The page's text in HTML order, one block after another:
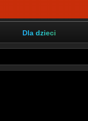
Dla dzieci